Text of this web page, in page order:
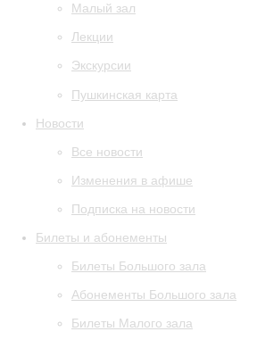
Малый зал
Лекции
Экскурсии
Пушкинская карта
Новости
Все новости
Изменения в афише
Подписка на новости
Билеты и абонементы
Билеты Большого зала
Абонементы Большого зала
Билеты Малого зала